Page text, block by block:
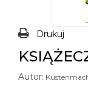
Drukuj
Autor: